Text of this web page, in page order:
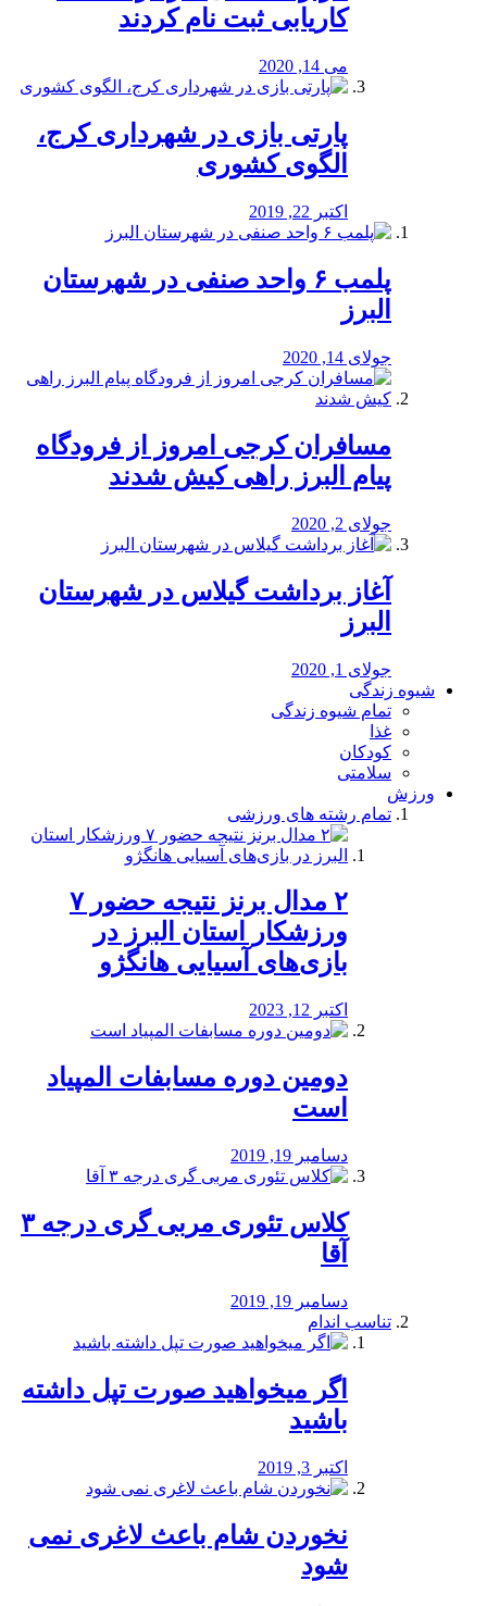
کاریابی ثبت نام کردند
می 14, 2020
پارتی بازی در شهرداری کرج،
الگوی کشوری
اکتبر 22, 2019
پلمب ۶ واحد صنفی در شهرستان
البرز
جولای 14, 2020
مسافران کرجی امروز از فرودگاه
پیام البرز راهی کیش شدند
جولای 2, 2020
آغاز برداشت گیلاس در شهرستان
البرز
جولای 1, 2020
شیوه زندگی
تمام شیوه زندگی
غذا
کودکان
سلامتی
ورزش
تمام رشته های ورزشی
۲ مدال برنز نتیجه حضور ۷
ورزشکار استان البرز در
بازی‌های آسیایی هانگژو
اکتبر 12, 2023
دومین دوره مسابفات المپیاد
است
دسامبر 19, 2019
کلاس تئوری مربی گری درجه ۳
آقا
دسامبر 19, 2019
تناسب اندام
اگر میخواهید صورت تپل داشته
باشید
اکتبر 3, 2019
نخوردن شام باعث لاغری نمی
‌شود